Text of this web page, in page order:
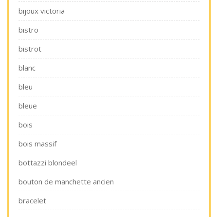
bijoux victoria
bistro
bistrot
blanc
bleu
bleue
bois
bois massif
bottazzi blondeel
bouton de manchette ancien
bracelet